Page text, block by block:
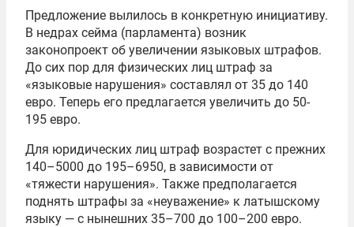
Предложение вылилось в конкретную инициативу.
В недрах сейма (парламента) возник
законопроект об увеличении языковых штрафов.
До сих пор для физических лиц штраф за
«языковые нарушения» составлял от 35 до 140
евро. Теперь его предлагается увеличить до 50-
195 евро.
Для юридических лиц штраф возрастет с прежних
140–5000 до 195–6950, в зависимости от
«тяжести нарушения». Также предполагается
поднять штрафы за «неуважение» к латышскому
языку — с нынешних 35–700 до 100–200 евро.